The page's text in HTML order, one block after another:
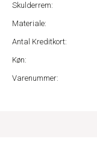
Skulderrem:
Materiale:
Antal Kreditkort:
Køn:
Varenummer: